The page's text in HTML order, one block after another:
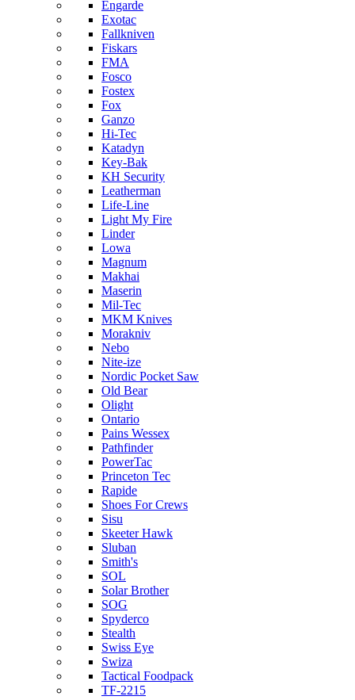
Engarde
Exotac
Fallkniven
Fiskars
FMA
Fosco
Fostex
Fox
Ganzo
Hi-Tec
Katadyn
Key-Bak
KH Security
Leatherman
Life-Line
Light My Fire
Linder
Lowa
Magnum
Makhai
Maserin
Mil-Tec
MKM Knives
Morakniv
Nebo
Nite-ize
Nordic Pocket Saw
Old Bear
Olight
Ontario
Pains Wessex
Pathfinder
PowerTac
Princeton Tec
Rapide
Shoes For Crews
Sisu
Skeeter Hawk
Sluban
Smith's
SOL
Solar Brother
SOG
Spyderco
Stealth
Swiss Eye
Swiza
Tactical Foodpack
TF-2215